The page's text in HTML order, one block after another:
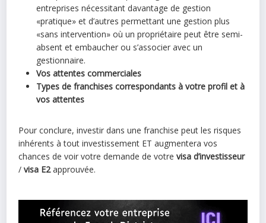
entreprises nécessitant davantage de gestion
«pratique» et d’autres permettant une gestion plus
«sans intervention» où un propriétaire peut être semi-
absent et embaucher ou s’associer avec un
gestionnaire.
Vos attentes commerciales
Types de franchises correspondants à votre profil et à
vos attentes
Pour conclure, investir dans une franchise peut les risques
inhérents à tout investissement ET augmentera vos
chances de voir votre demande de votrevisa d’investisseur
/visa E2approuvée.